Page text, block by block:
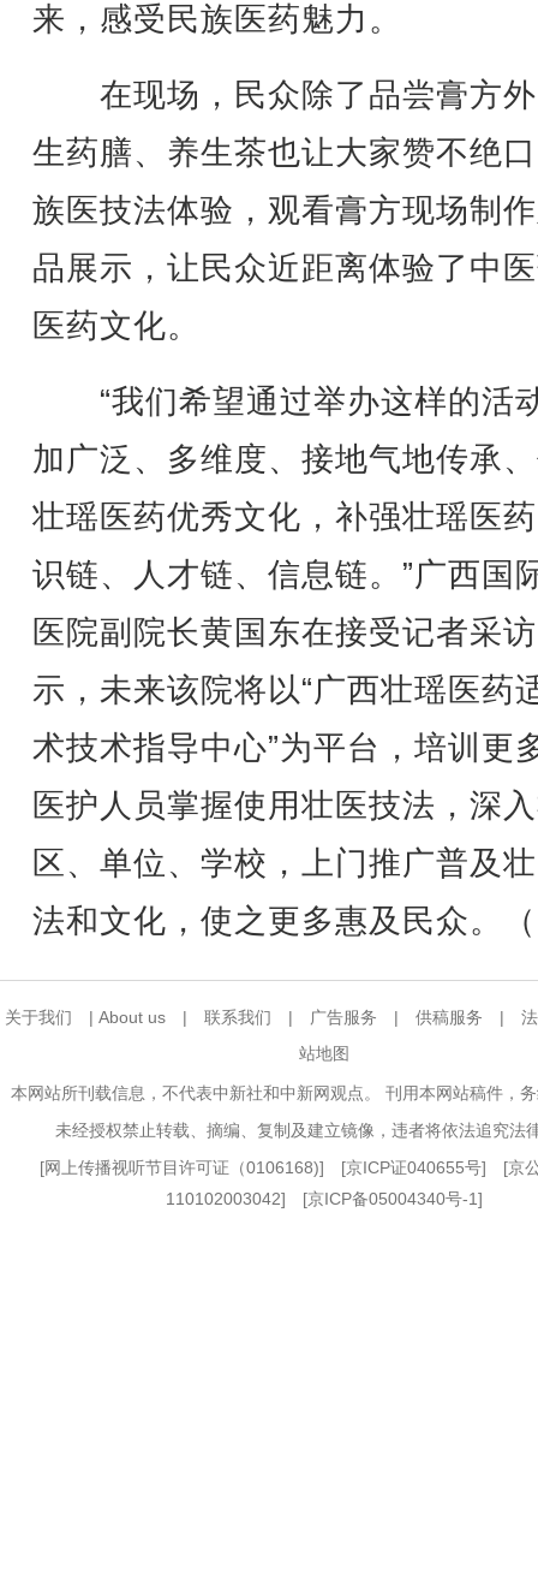
来，感受民族医药魅力。
在现场，民众除了品尝膏方
生药膳、养生茶也让大家赞不绝
族医技法体验，观看膏方现场制
品展示，让民众近距离体验了中
医药文化。
“我们希望通过举办这样的活
加广泛、多维度、接地气地传承
壮瑶医药优秀文化，补强壮瑶医
识链、人才链、信息链。”广西国
医院副院长黄国东在接受记者采
示，未来该院将以“广西壮瑶医药
术技术指导中心”为平台，培训更
医护人员掌握使用壮医技法，深
区、单位、学校，上门推广普及
法和文化，使之更多惠及民众。
关于我们 | About us | 联系我们 | 广告服务 | 供稿服务 |
站地图
本网站所刊载信息，不代表中新社和中新网观点。 刊用本网站稿件，
未经授权禁止转载、摘编、复制及建立镜像，违者将依法追究法
[网上传播视听节目许可证（0106168)] [京ICP证040655号] [京
110102003042] [京ICP备05004340号-1]